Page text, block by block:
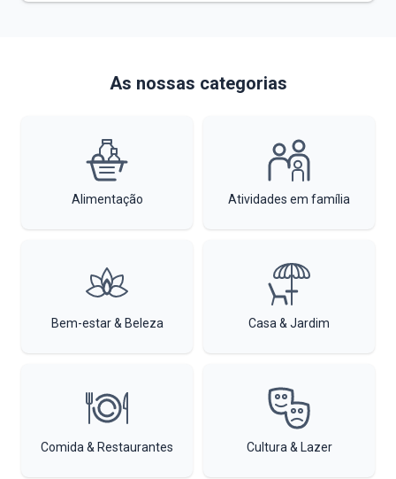
As nossas categorias
Alimentação Atividades em família
Bem-estar & Beleza Casa & Jardim
Comida & Restaurantes Cultura & Lazer